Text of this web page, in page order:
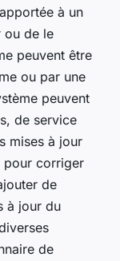
à un
ou de le
peuvent être
ou par une
peuvent
de service
mises à jour
pour corriger
de
à jour du
de